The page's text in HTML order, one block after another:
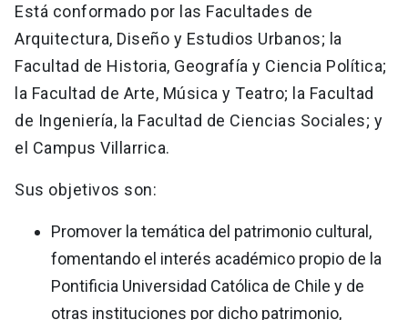
Está conformado por las Facultades de
Arquitectura, Diseño y Estudios Urbanos; la
Facultad de Historia, Geografía y Ciencia Política;
la Facultad de Arte, Música y Teatro; la Facultad
de Ingeniería, la Facultad de Ciencias Sociales; y
el Campus Villarrica.
Sus objetivos son:
Promover la temática del patrimonio cultural,
fomentando el interés académico propio de la
Pontificia Universidad Católica de Chile y de
otras instituciones por dicho patrimonio,